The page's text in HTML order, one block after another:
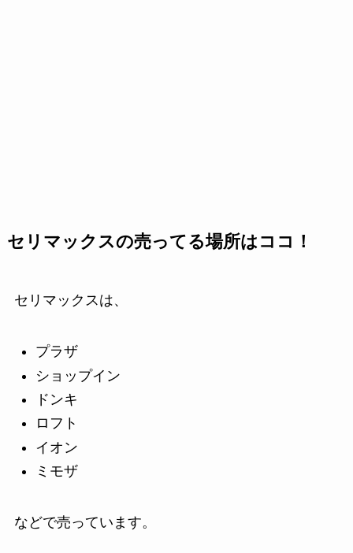
セリマックスの売ってる場所はココ！
セリマックスは、
プラザ
ショップイン
ドンキ
ロフト
イオン
ミモザ
などで売っています。